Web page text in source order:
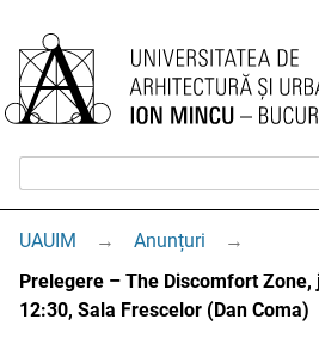
UAUIM → Anunțuri
→
Prelegere – The Discomfort Zone,
12:30, Sala Frescelor (Dan Coma)